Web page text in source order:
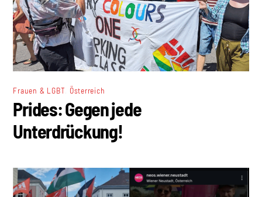
Frauen & LGBT Österreich
Prides: Gegen jede
Unterdrückung!